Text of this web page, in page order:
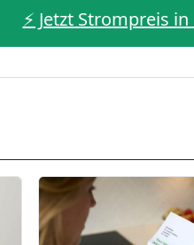
⚡️ Jetzt Strompreis